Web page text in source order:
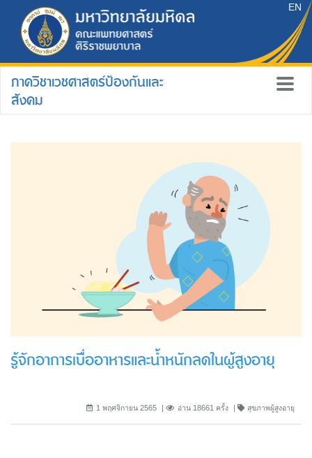
EN
ภาควิชาเวชศาสตร์ป้องกันและ
สังคม
รู้จักอาการเบื่ออาหารและน้ำหนักลดในผู้สูงอายุ
1 พฤศจิกายน 2565 อ่าน 18661 ครั้ง สุขภาพผู้สูงอายุ